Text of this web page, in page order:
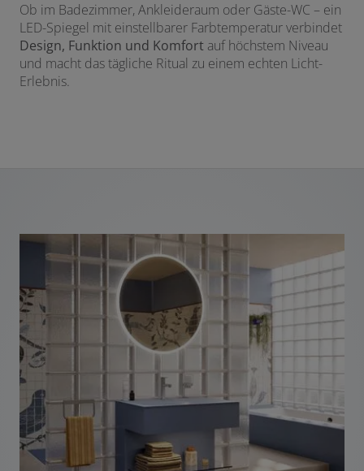
Ob im Badezimmer, Ankleideraum oder Gäste-WC – ein
LED-Spiegel mit einstellbarer Farbtemperatur verbindet
Design, Funktion und Komfort auf höchstem Niveau
und macht das tägliche Ritual zu einem echten Licht-
Erlebnis.